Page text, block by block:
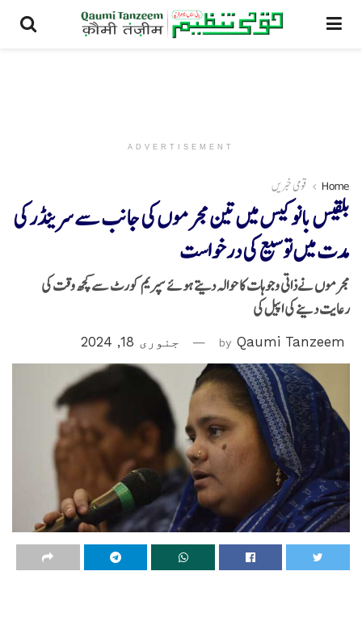
ADVERTISEMENT
Home قومی خبریں
بلقیس بانو کیس میں تین مجرموں کی جانب سے سرینڈر کی
مدت میں توسیع کی درخواست
مجرموں نےذاتی وجوہات کا حوالہ دیتے ہوئے سپریم کورٹ سے کچھ وقت کی
رعایت دینے کی اپیل کی
by Qaumi Tanzeem جنوری 18, 2024